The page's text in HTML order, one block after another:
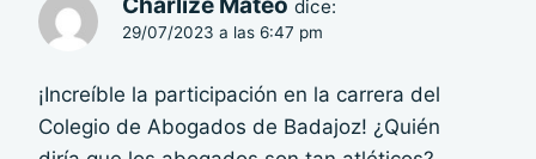
dice:
29/07/2023 a las 6:47 pm
¡Increíble la participación en la carrera del
Colegio de Abogados de Badajoz! ¿Quién